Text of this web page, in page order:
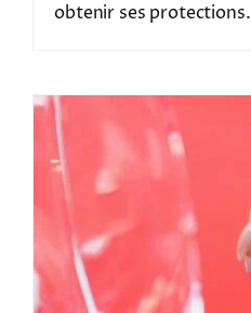
obtenir ses protections.